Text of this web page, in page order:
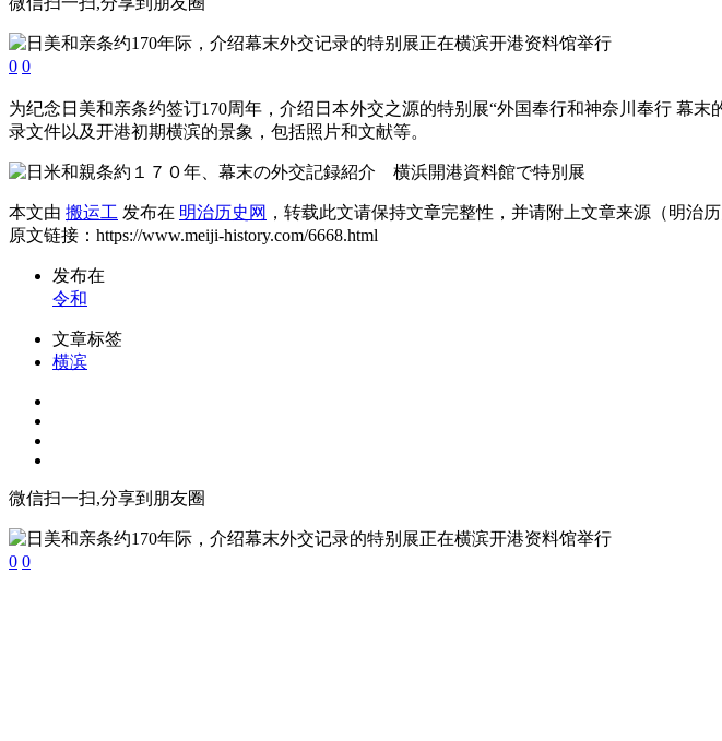
0 0
为纪念日美和亲条约签订170周年，介绍日本外交之源的特别展“外国奉行和神奈川奉行 幕
录文件以及开港初期横滨的景象，包括照片和文献等。
本文由 搬运工 发布在 明治历史网 ，转载此文请保持文章完整性，并请附上文章来源（明治
原文链接：https://www.meiji-history.com/6668.html
发布在
令和
文章标签
横滨
微信扫一扫,分享到朋友圈
0 0